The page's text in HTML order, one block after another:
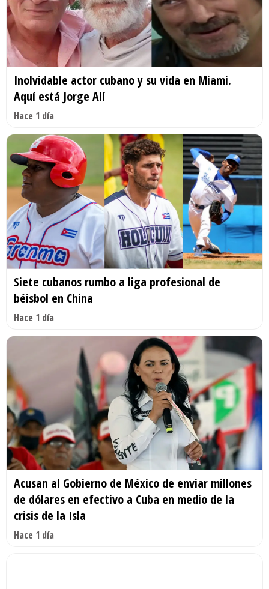
Inolvidable actor cubano y su vida en Miami.
Aquí está Jorge Alí
Hace 1 día
Siete cubanos rumbo a liga profesional de
béisbol en China
Hace 1 día
Acusan al Gobierno de México de enviar millones
de dólares en efectivo a Cuba en medio de la
crisis de la Isla
Hace 1 día